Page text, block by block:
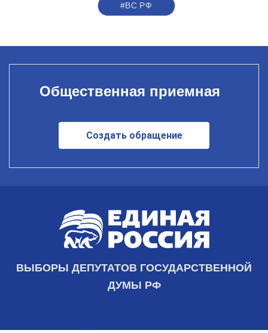
#ВС РФ
Общественная приемная
Создать обращение
ВЫБОРЫ ДЕПУТАТОВ ГОСУДАРСТВЕННОЙ
ДУМЫ РФ